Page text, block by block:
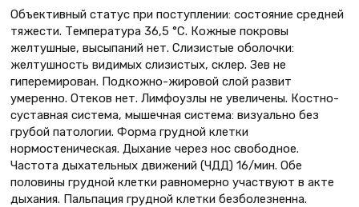
Объективный статус при поступлении: состояние средней
тяжести. Температура 36,5 °С. Кожные покровы
желтушные, высыпаний нет. Слизистые оболочки:
желтушность видимых слизистых, склер. Зев не
гиперемирован. Подкожно-жировой слой развит
умеренно. Отеков нет. Лимфоузлы не увеличены. Костно-
суставная система, мышечная система: визуально без
грубой патологии. Форма грудной клетки
нормостеническая. Дыхание через нос свободное.
Частота дыхательных движений (ЧДД) 16/мин. Обе
половины грудной клетки равномерно участвуют в акте
дыхания. Пальпация грудной клетки безболезненна.